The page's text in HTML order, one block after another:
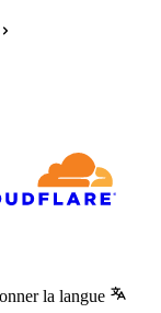
la langue